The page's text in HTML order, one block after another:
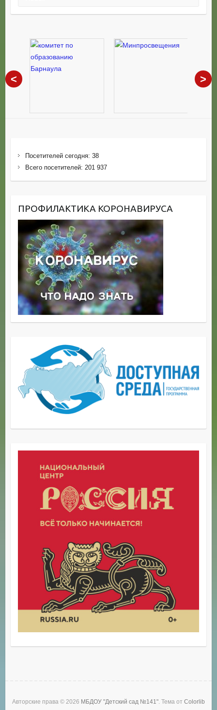
< >
Посетителей сегодня: 38
Всего посетителей: 201 937
ПРОФИЛАКТИКА КОРОНАВИРУСА
Авторские права © 2026 МБДОУ "Детский сад №141". Тема от Colorlib